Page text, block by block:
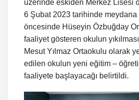
üzerinde eskiden Merkez Lisesi
6 Şubat 2023 tarihinde
öncesinde Hüseyin Özbuğday
faaliyet gösteren okulun
Mesut Yılmaz Ortaokulu olarak
edilen okulun yeni eğitim –
faaliyete başlayacağı belirtildi.